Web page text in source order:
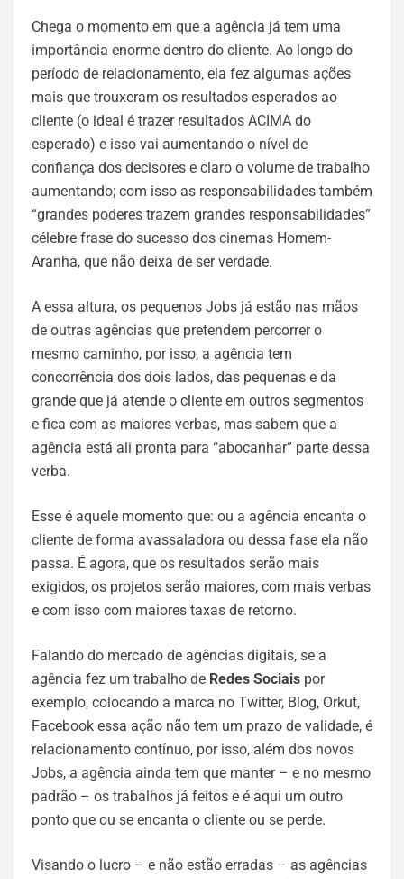
Chega o momento em que a agência já tem uma
importância enorme dentro do cliente. Ao longo do
período de relacionamento, ela fez algumas ações
mais que trouxeram os resultados esperados ao
cliente (o ideal é trazer resultados ACIMA do
esperado) e isso vai aumentando o nível de
confiança dos decisores e claro o volume de trabalho
aumentando; com isso as responsabilidades também
“grandes poderes trazem grandes responsabilidades”
célebre frase do sucesso dos cinemas Homem-
Aranha, que não deixa de ser verdade.
A essa altura, os pequenos Jobs já estão nas mãos
de outras agências que pretendem percorrer o
mesmo caminho, por isso, a agência tem
concorrência dos dois lados, das pequenas e da
grande que já atende o cliente em outros segmentos
e fica com as maiores verbas, mas sabem que a
agência está ali pronta para “abocanhar” parte dessa
verba.
Esse é aquele momento que: ou a agência encanta o
cliente de forma avassaladora ou dessa fase ela não
passa. É agora, que os resultados serão mais
exigidos, os projetos serão maiores, com mais verbas
e com isso com maiores taxas de retorno.
Falando do mercado de agências digitais, se a
agência fez um trabalho de Redes Sociais por
exemplo, colocando a marca no Twitter, Blog, Orkut,
Facebook essa ação não tem um prazo de validade, é
relacionamento contínuo, por isso, além dos novos
Jobs, a agência ainda tem que manter – e no mesmo
padrão – os trabalhos já feitos e é aqui um outro
ponto que ou se encanta o cliente ou se perde.
Visando o lucro – e não estão erradas – as agências